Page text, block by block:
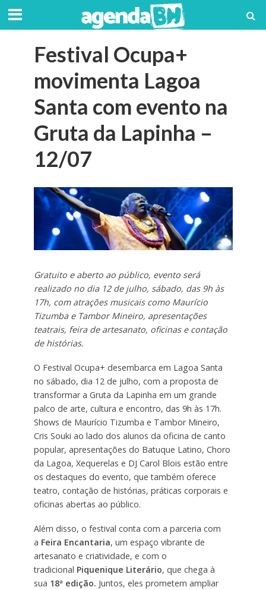
Festival Ocupa+
movimenta Lagoa
Santa com evento na
Gruta da Lapinha –
12/07
Gratuito e aberto ao público, evento será
realizado no dia 12 de julho, sábado, das 9h às
17h, com atrações musicais como Maurício
Tizumba e Tambor Mineiro, apresentações
teatrais, feira de artesanato, oficinas e contação
de histórias.
O Festival Ocupa+ desembarca em Lagoa Santa
no sábado, dia 12 de julho, com a proposta de
transformar a Gruta da Lapinha em um grande
palco de arte, cultura e encontro, das 9h às 17h.
Shows de Maurício Tizumba e Tambor Mineiro,
Cris Souki ao lado dos alunos da oficina de canto
popular, apresentações do Batuque Latino, Choro
da Lagoa, Xequerelas e DJ Carol Blois estão entre
os destaques do evento, que também oferece
teatro, contação de histórias, práticas corporais e
oficinas abertas ao público.
Além disso, o festival conta com a parceria com
a Feira Encantaria, um espaço vibrante de
artesanato e criatividade, e com o
tradicional Piquenique Literário, que chega à
sua 18ª edição. Juntos, eles prometem ampliar